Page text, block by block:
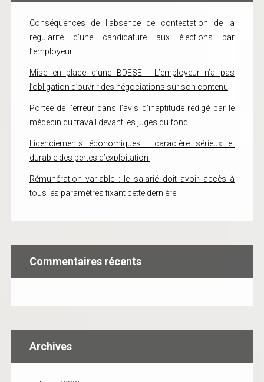
Conséquences de l’absence de contestation de la
régularité d’une candidature aux élections par
l’employeur
Mise en place d’une BDESE : L’employeur n’a pas
l’obligation d’ouvrir des négociations sur son contenu
Portée de l’erreur dans l’avis d’inaptitude rédigé par le
médecin du travail devant les juges du fond
Licenciements économiques : caractère sérieux et
durable des pertes d’exploitation
Rémunération variable : le salarié doit avoir accès à
tous les paramètres fixant cette dernière
Commentaires récents
Archives